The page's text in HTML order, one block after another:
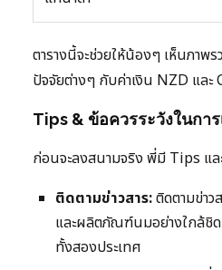
ตารางนี้จะช่วยให้น้องๆ เห็นภาพ
ปัจจัยต่างๆ กับค่าเงิน NZD และ
Tips & ข้อควรระวังในกา
ก่อนจะลงสนามจริง พี่มี Tips แล
ติดตามข่าวสาร:ติดตามข่าว
และผลิตภัณฑ์นมอย่างใกล้ชิ
ทั้งสองประเทศ